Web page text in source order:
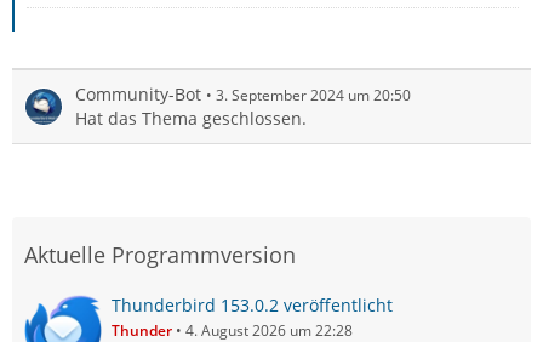
Community-Bot 3. September 2024 um 20:50
Hat das Thema geschlossen.
Aktuelle Programmversion
Thunderbird 153.0.2 veröffentlicht
Thunder 4. August 2026 um 22:28